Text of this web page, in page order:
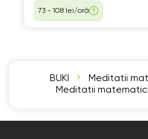
73 - 108 lei/oră
BUKI
Meditatii
Meditatii